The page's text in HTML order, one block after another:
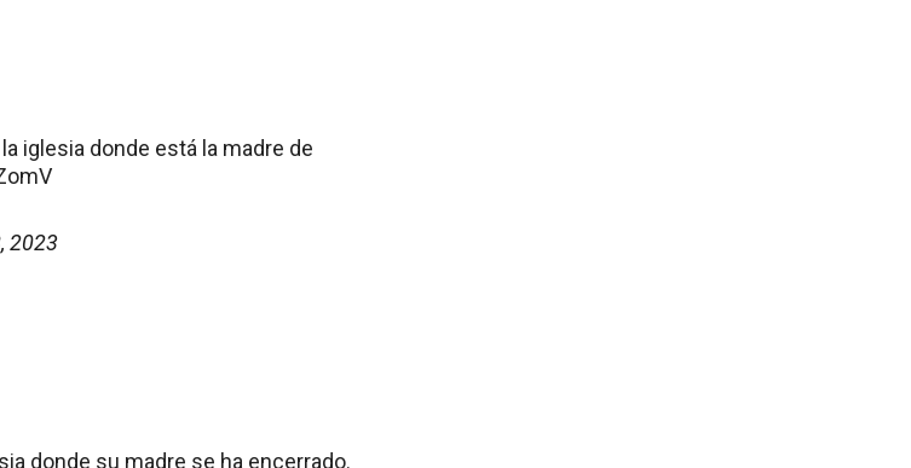
iglesia donde está la madre de
2023
donde su madre se ha encerrado.